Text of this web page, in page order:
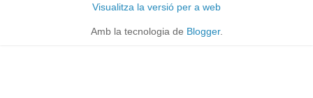
Visualitza la versió per a web
Amb la tecnologia de Blogger.